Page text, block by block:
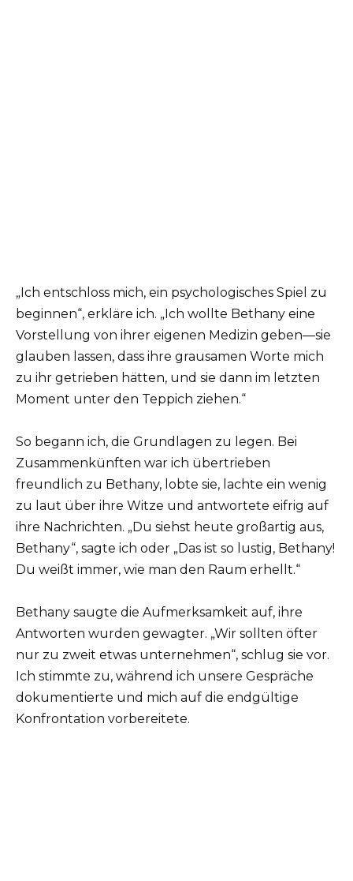
„Ich entschloss mich, ein psychologisches Spiel zu
beginnen“, erkläre ich. „Ich wollte Bethany eine
Vorstellung von ihrer eigenen Medizin geben—sie
glauben lassen, dass ihre grausamen Worte mich
zu ihr getrieben hätten, und sie dann im letzten
Moment unter den Teppich ziehen.“
So begann ich, die Grundlagen zu legen. Bei
Zusammenkünften war ich übertrieben
freundlich zu Bethany, lobte sie, lachte ein wenig
zu laut über ihre Witze und antwortete eifrig auf
ihre Nachrichten. „Du siehst heute großartig aus,
Bethany“, sagte ich oder „Das ist so lustig, Bethany!
Du weißt immer, wie man den Raum erhellt.“
Bethany saugte die Aufmerksamkeit auf, ihre
Antworten wurden gewagter. „Wir sollten öfter
nur zu zweit etwas unternehmen“, schlug sie vor.
Ich stimmte zu, während ich unsere Gespräche
dokumentierte und mich auf die endgültige
Konfrontation vorbereitete.